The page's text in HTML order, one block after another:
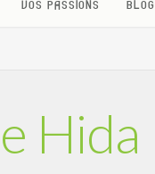
VOS PASSIONS BLOG
Hida